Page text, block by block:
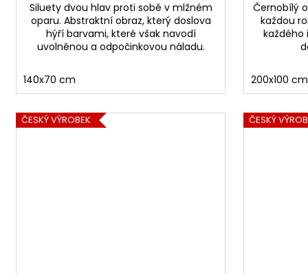
Siluety dvou hlav proti sobě v mlžném
oparu. Abstraktní obraz, který doslova
hýří barvami, které však navodí
uvolněnou a odpočinkovou náladu.
140x70 cm
Černobílý
každou
každého
200x100 cm
ČESKÝ VÝROBEK ČESKÝ